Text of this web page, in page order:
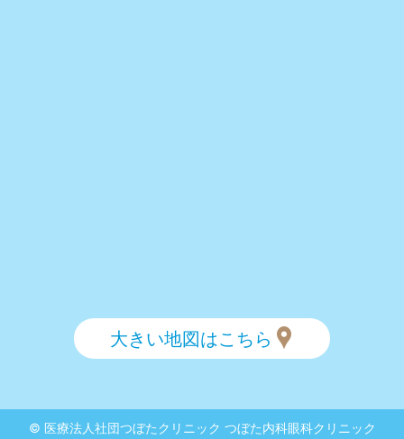
大きい地図はこちら
© 医療法人社団つぼたクリニック つぼた内科眼科クリニック